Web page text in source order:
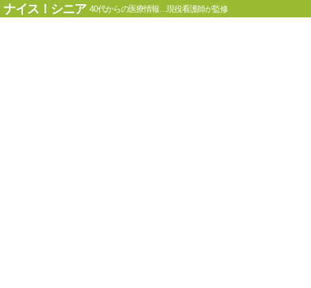
ナイス！シニア 40代からの医療情報…現役看護師が監修